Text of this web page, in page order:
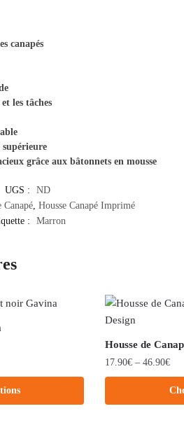
canapés
les tâches
supérieure
grâce aux bâtonnets en mousse
UGS :
ND
Canapé, Housse Canapé Imprimé
:
Marron
Housse de
17.90€ – 46.90€